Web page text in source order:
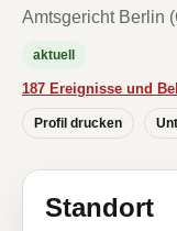
Amtsgericht Berlin
aktuell
187 Ereignisse und
Profil drucken
Standort